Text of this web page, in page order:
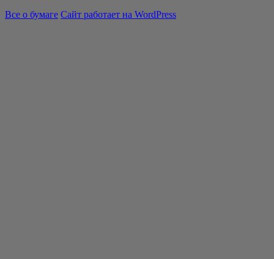
Все о бумаге Сайт работает на WordPress